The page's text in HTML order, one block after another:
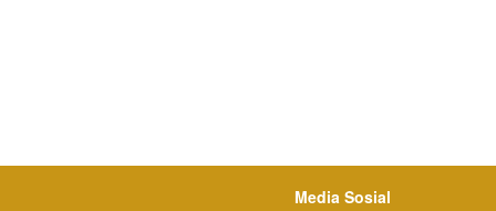
Media Sosial